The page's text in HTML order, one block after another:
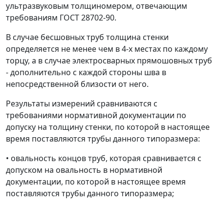
ультразвуковым толщиномером, отвечающим
требованиям ГОСТ 28702-90.
В случае бесшовных труб толщина стенки
определяется не менее чем в 4-х местах по каждому
торцу, а в случае электросварных прямошовных труб
- дополнительно с каждой стороны шва в
непосредственной близости от него.
Результаты измерений сравниваются с
требованиями нормативной документации по
допуску на толщину стенки, по которой в настоящее
время поставляются трубы данного типоразмера:
• овальность концов труб, которая сравнивается с
допуском на овальность в нормативной
документации, по которой в настоящее время
поставляются трубы данного типоразмера;